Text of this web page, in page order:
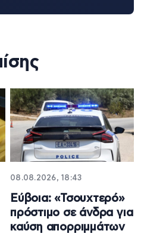
08.08.2026, 18:43
Εύβοια: «Τσουχτερό»
πρόστιμο σε άνδρα για
καύση απορριμμάτων